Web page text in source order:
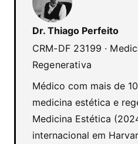
Dr. Thiago Perfeito
CRM-DF 23199 ·
Regenerativa
Médico com mais de
medicina estética e
Medicina Estética
internacional em